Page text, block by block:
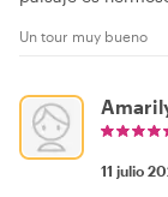
Un tour muy bueno
11 julio